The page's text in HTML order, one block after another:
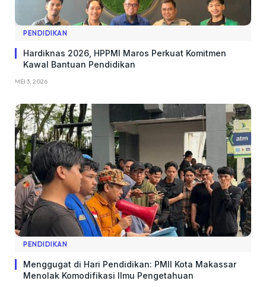
PENDIDIKAN
Hardiknas 2026, HPPMI Maros Perkuat Komitmen
Kawal Bantuan Pendidikan
MEI 3, 2026
PENDIDIKAN
Menggugat di Hari Pendidikan: PMII Kota Makassar
Menolak Komodifikasi Ilmu Pengetahuan